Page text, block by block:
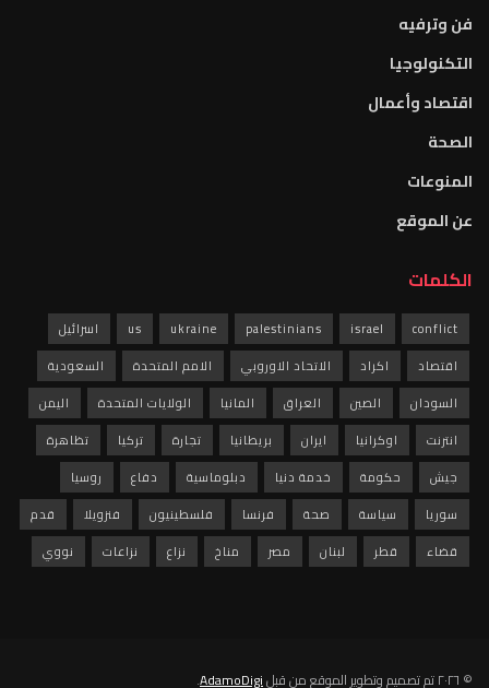
فن وترفيه
التكنولوجيا
اقتصاد وأعمال
الصحة
المنوعات
عن الموقع
الكلمات
conflict
israel
palestinians
ukraine
us
اسرائيل
اقتصاد
اكراد الاتحاد الاوروبي الامم المتحدة
السعودية
السودان
الصين العراق المانيا الولايات المتحدة
اليمن
انترنت
اوكرانيا ايران بريطانيا تجارة تركيا
تظاهرة
جيش
حكومة خدمة دنيا دبلوماسية دفاع
روسيا
سوريا
سياسة صحة فرنسا فلسطينيون فنزويلا
قدم
قضاء
قطر لبنان مصر مناخ نزاع نزاعات نووي
© ٢٠٢٦ تم تصميم وتطوير الموقع من قبل AdamoDigi
.